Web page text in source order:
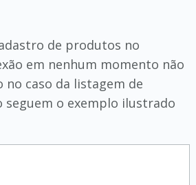
de produtos no
em nenhum momento não
no caso da listagem de
seguem o exemplo ilustrado